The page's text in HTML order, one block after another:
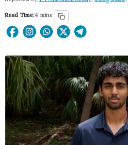
Read Time:4 mins